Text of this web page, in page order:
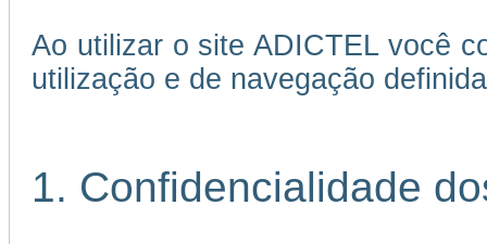
Ao utilizar o site ADICTEL você
utilização e de navegação
1. Confidencialidade